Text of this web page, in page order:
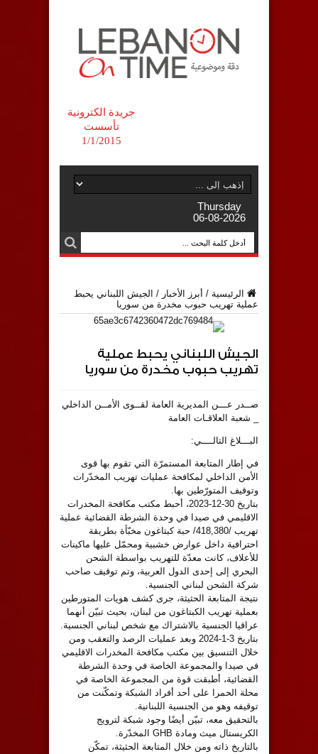
جريدة الكترونية
تأسست
1/1/2015
Thursday
06-08-2026
الرئيسية / أبرز الأخبار / الجيش اللبناني يحبط
عملية تهريب حبوب مخدرة من سوريا
الجيش اللبناني يحبط عملية
تهريب حبوب مخدرة من سوريا
صــدر عـــن المديرية العامة لقــوى الأمــن الداخلي
_ شعبة العلاقـات العامة
البـــلاغ التالــــي:
في إطار المتابعة المستمرّة التي تقوم بها قوى
الأمن الداخلي لمكافحة عمليات تهريب المخدّرات
وتوقيف المتورّطين بها.
بتاريخ 30-12-2023، أحبط مكتب مكافحة المخدرات
الاقليمي في صيدا في وحدة الشرطة القضائية عملية
تهريب /418,380/ حبة كبتاغون مخبّأة بطريقة
احترافية داخل عوارض خشبية ومحمّل عليها ماكينات
للأعلاف، كانت معدّة للتهريب بواسطة الشحن
البحري إلى إحدى الدول العربية، وتم توقيف صاحب
شركة الشحن لبناني الجنسية.
نتيجة المتابعة الحثيثة، جرى كشف هويات المتورطين
بعملية تهريب الكبتاغون من لبنان، بحيث تبيّن أنهما
عراقيا الجنسية بالاشتراك مع شخص لبناني الجنسية.
بتاريخ 3-1-2024 وبعد عمليات الرصد والتعقب ومن
خلال التنسيق بين مكتب مكافحة المخدرات الاقليمي
في صيدا والمجموعة الخاصة في وحدة الشرطة
القضائية، أطبقت قوة من المجموعة الخاصة في
محلة الحمرا على أحد أفراد الشبكة وتمكّنت من
توقيفه وهو من الجنسية اللبنانية.
بالتحقيق معه، تبيّن أيضًا وجود شبكة لترويج
الكريستال ميث ومادة GHB المخدّرة.
بالتاريخ ذاته ومن خلال المتابعة الحثيثة، تمكّن